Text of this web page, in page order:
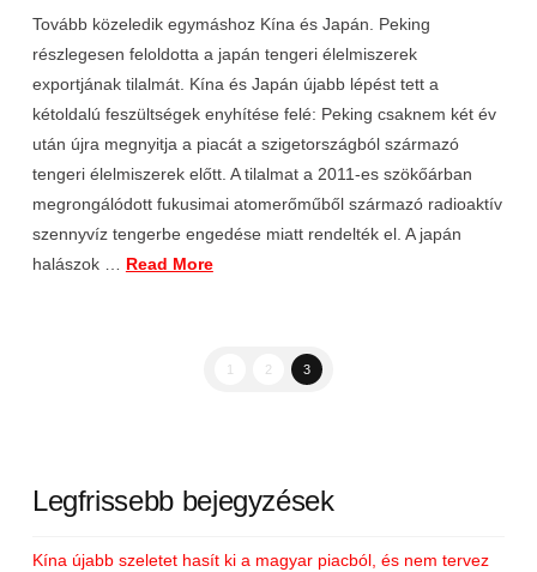
Tovább közeledik egymáshoz Kína és Japán. Peking
részlegesen feloldotta a japán tengeri élelmiszerek
exportjának tilalmát. Kína és Japán újabb lépést tett a
kétoldalú feszültségek enyhítése felé: Peking csaknem két év
után újra megnyitja a piacát a szigetországból származó
tengeri élelmiszerek előtt. A tilalmat a 2011-es szökőárban
megrongálódott fukusimai atomerőműből származó radioaktív
szennyvíz tengerbe engedése miatt rendelték el. A japán
halászok … Read More
1 2 3
Legfrissebb bejegyzések
Kína újabb szeletet hasít ki a magyar piacból, és nem tervez